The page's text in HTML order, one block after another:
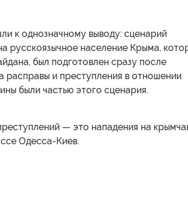
к однозначному выводу: сценарий
русскоязычное население Крыма,
был подготовлен сразу после
расправы и преступления в отношении
были частью этого сценария.
— это нападения на
Одесса-Киев.